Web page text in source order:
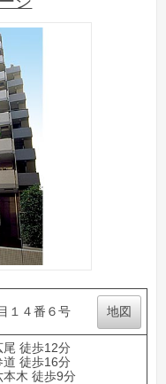
１４番６号 地図
尾 徒歩12分
道 徒歩16分
木 徒歩9分